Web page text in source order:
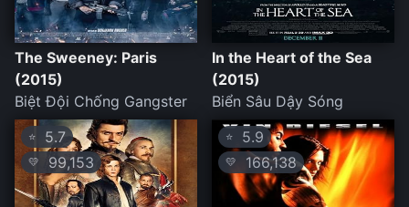
The Sweeney: Paris
(2015)
Biệt Đội Chống Gangster
In the Heart of the Sea
(2015)
Biển Sâu Dậy Sóng
⭐ 5.7
💛 99,153
⭐ 5.9
💛 166,138